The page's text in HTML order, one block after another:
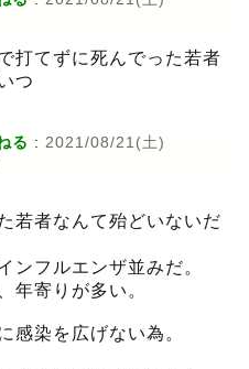
打てずに死んでった若者
つ
る : 2021/08/21(土)
若者なんて殆どいないだ
ンフルエンザ並みだ。
年寄りが多い。
感染を広げない為。